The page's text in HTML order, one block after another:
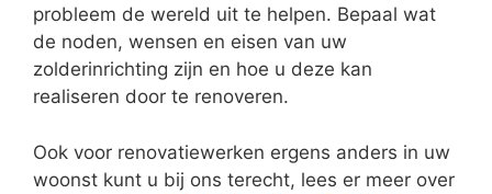
probleem de wereld uit te helpen. Bepaal wat
de noden, wensen en eisen van uw
zolderinrichting zijn en hoe u deze kan
realiseren door te renoveren.
Ook voor renovatiewerken ergens anders in uw
woonst kunt u bij ons terecht, lees er meer over